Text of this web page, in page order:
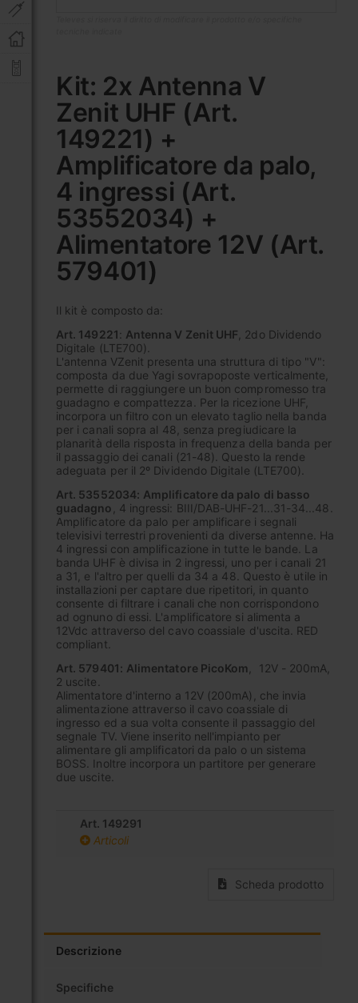
Kit: 2x Antenna V
Zenit UHF (Art.
149221) +
Amplificatore da palo,
4 ingressi (Art.
53552034) +
Alimentatore 12V (Art.
579401)
Il kit è composto da:
Art. 149221: Antenna V Zenit UHF , 2do Dividendo
Digitale (LTE700).
L'antenna VZenit presenta una struttura di tipo "V":
composta da due Yagi sovrapoposte verticalmente,
permette di raggiungere un buon compromesso tra
guadagno e compattezza. Per la ricezione UHF,
incorpora un filtro con un elevato taglio nella banda
per i canali sopra al 48, senza pregiudicare la
planarità della risposta in frequenza della banda per
il passaggio dei canali (21-48). Questo la rende
adeguata per il 2º Dividendo Digitale (LTE700).
Art. 53552034: Amplificatore da palo di basso
guadagno , 4 ingressi: BIII/DAB-UHF-21...31-34...48.
Amplificatore da palo per amplificare i segnali
televisivi terrestri provenienti da diverse antenne. Ha
4 ingressi con amplificazione in tutte le bande. La
banda UHF è divisa in 2 ingressi, uno per i canali 21
a 31, e l'altro per quelli da 34 a 48. Questo è utile in
installazioni per captare due ripetitori, in quanto
consente di filtrare i canali che non corrispondono
ad ognuno di essi. L'amplificatore si alimenta a
12Vdc attraverso del cavo coassiale d'uscita. RED
compliant.
Art. 579401: Alimentatore PicoKom , 12V - 200mA,
2 uscite.
Alimentatore d'interno a 12V (200mA), che invia
alimentazione attraverso il cavo coassiale di
ingresso ed a sua volta consente il passaggio del
segnale TV. Viene inserito nell'impianto per
alimentare gli amplificatori da palo o un sistema
BOSS. Inoltre incorpora un partitore per generare
due uscite.
Art. 149291
Articoli
Scheda prodotto
della
galleria
di
immagini
Descrizione
Specifiche